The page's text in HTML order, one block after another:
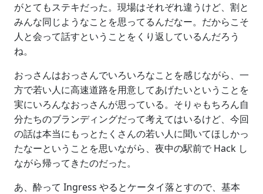
がとてもステキだった。現場はそれぞれ違うけど、割と
みんな同じようなことを思ってるんだなー。だからこそ
人と会って話すということをくり返しているんだろう
ね。
おっさんはおっさんでいろいろなことを感じながら、一
方で若い人に高速道路を用意してあげたいということを
実にいろんなおっさんが思っている。そりゃもちろん自
分たちのブランディングだって考えてはいるけど、今回
の話は本当にもっとたくさんの若い人に聞いてほしかっ
たなーということを思いながら、夜中の駅前で Hack し
ながら帰ってきたのだった。
あ、酔って Ingress やるとケータイ落とすので、基本